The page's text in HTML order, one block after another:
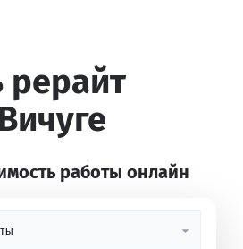
рерайт
работы онлайн